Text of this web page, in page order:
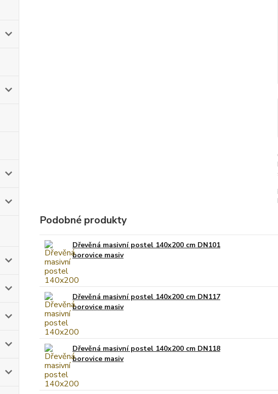
Podobné produkty
Dřevěná masivní postel 140x200 cm DN101
borovice masiv
Dřevěná masivní postel 140x200 cm DN117
borovice masiv
Dřevěná masivní postel 140x200 cm DN118
borovice masiv